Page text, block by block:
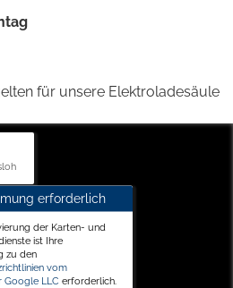
für unsere Elektroladesäule
erforderlich
der Karten- und
ist Ihre
zu den
vom
Google LLC erforderlich.